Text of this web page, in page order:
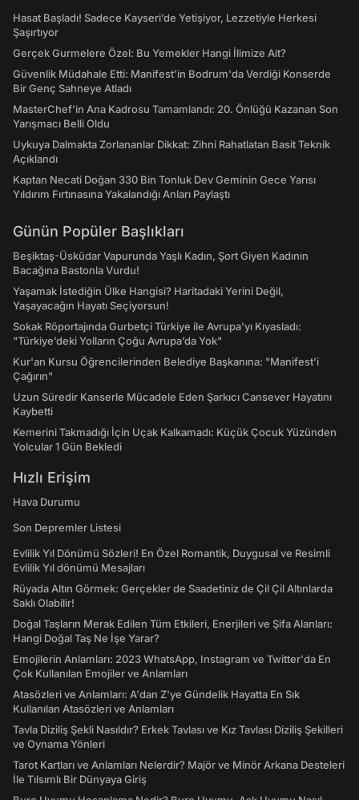
Hasat Başladı! Sadece Kayseri’de Yetişiyor, Lezzetiyle Herkesi
Şaşırtıyor
Gerçek Gurmelere Özel: Bu Yemekler Hangi İlimize Ait?
Güvenlik Müdahale Etti: Manifest'in Bodrum'da Verdiği Konserde
Bir Genç Sahneye Atladı
MasterChef’in Ana Kadrosu Tamamlandı: 20. Önlüğü Kazanan Son
Yarışmacı Belli Oldu
Uykuya Dalmakta Zorlananlar Dikkat: Zihni Rahatlatan Basit Teknik
Açıklandı
Kaptan Necati Doğan 330 Bin Tonluk Dev Geminin Gece Yarısı
Yıldırım Fırtınasına Yakalandığı Anları Paylaştı
Günün Popüler Başlıkları
Beşiktaş-Üsküdar Vapurunda Yaşlı Kadın, Şort Giyen Kadının
Bacağına Bastonla Vurdu!
Yaşamak İstediğin Ülke Hangisi? Haritadaki Yerini Değil,
Yaşayacağın Hayatı Seçiyorsun!
Sokak Röportajında Gurbetçi Türkiye ile Avrupa'yı Kıyasladı:
"Türkiye’deki Yolların Çoğu Avrupa’da Yok"
Kur'an Kursu Öğrencilerinden Belediye Başkanına: "Manifest’i
Çağırın"
Uzun Süredir Kanserle Mücadele Eden Şarkıcı Cansever Hayatını
Kaybetti
Kemerini Takmadığı İçin Uçak Kalkamadı: Küçük Çocuk Yüzünden
Yolcular 1 Gün Bekledi
Hızlı Erişim
Hava Durumu
Son Depremler Listesi
Evlilik Yıl Dönümü Sözleri! En Özel Romantik, Duygusal ve Resimli
Evlilik Yıl dönümü Mesajları
Rüyada Altın Görmek: Gerçekler de Saadetiniz de Çil Çil Altınlarda
Saklı Olabilir!
Doğal Taşların Merak Edilen Tüm Etkileri, Enerjileri ve Şifa Alanları:
Hangi Doğal Taş Ne İşe Yarar?
Emojilerin Anlamları: 2023 WhatsApp, Instagram ve Twitter'da En
Çok Kullanılan Emojiler ve Anlamları
Atasözleri ve Anlamları: A'dan Z'ye Gündelik Hayatta En Sık
Kullanılan Atasözleri ve Anlamları
Tavla Diziliş Şekli Nasıldır? Erkek Tavlası ve Kız Tavlası Diziliş Şekilleri
ve Oynama Yönleri
Tarot Kartları ve Anlamları Nelerdir? Majör ve Minör Arkana Desteleri
İle Tılsımlı Bir Dünyaya Giriş